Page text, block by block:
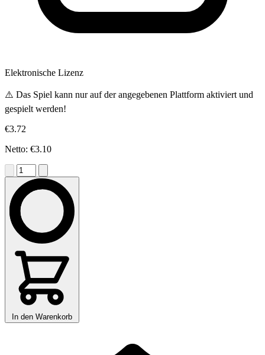
Elektronische Lizenz
⚠️ Das Spiel kann nur auf der angegebenen Plattform aktiviert und
gespielt werden!
€3.72
Netto: €3.10
In den Warenkorb